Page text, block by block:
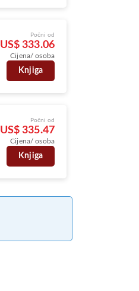
Počni od
US$ 333.06
Cijena/ osoba
Knjiga
Počni od
US$ 335.47
Cijena/ osoba
Knjiga